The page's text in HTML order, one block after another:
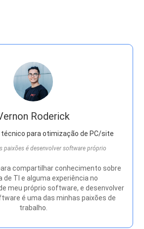
Roderick
para otimização de PC/site
paixões é desenvolver software próprio
compartilhar conhecimento sobre
de TI e alguma experiência no
meu próprio software, e desenvolver
é uma das minhas paixões de
trabalho.